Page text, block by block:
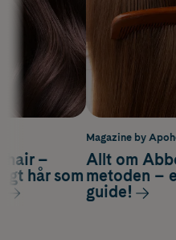
hair –
hår som
Magazine by
Allt om
metoden –
guide!